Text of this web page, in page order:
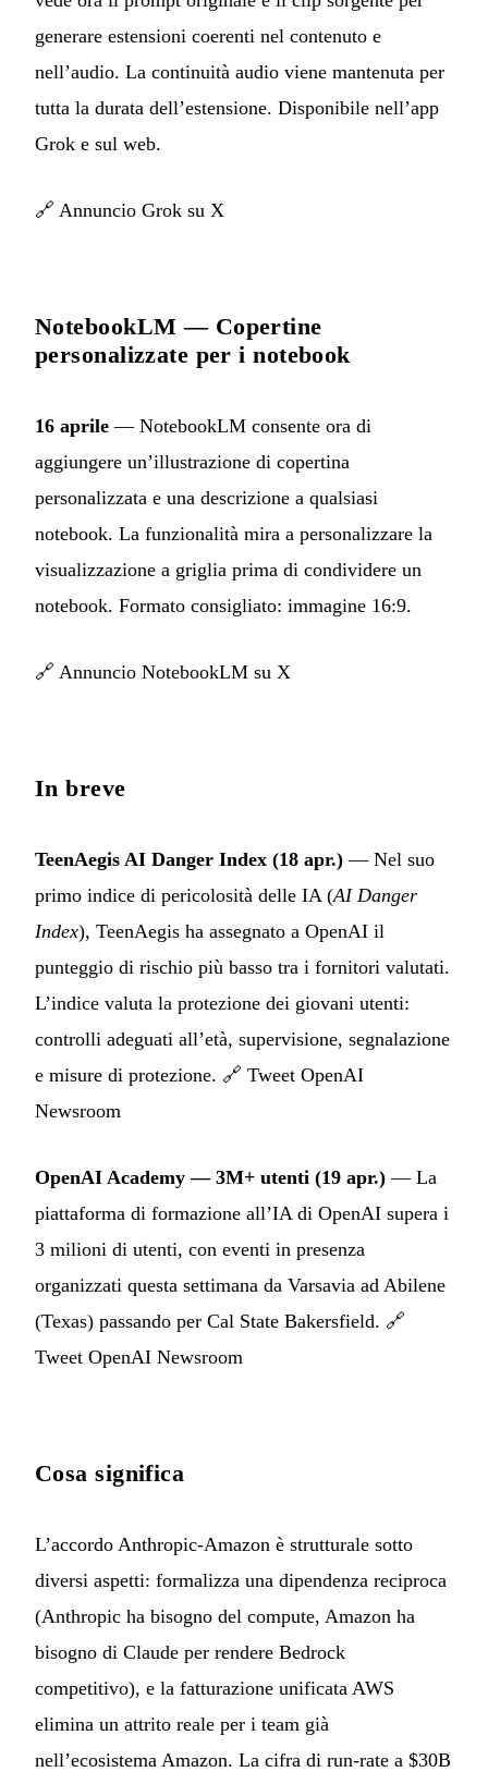
generare estensioni coerenti nel contenuto e
nell’audio. La continuità audio viene mantenuta per
tutta la durata dell’estensione. Disponibile nell’app
Grok e sul web.
🔗 Annuncio Grok su X
NotebookLM — Copertine
personalizzate per i notebook
16 aprile — NotebookLM consente ora di
aggiungere un’illustrazione di copertina
personalizzata e una descrizione a qualsiasi
notebook. La funzionalità mira a personalizzare la
visualizzazione a griglia prima di condividere un
notebook. Formato consigliato: immagine 16:9.
🔗 Annuncio NotebookLM su X
In breve
TeenAegis AI Danger Index (18 apr.) — Nel suo
primo indice di pericolosità delle IA (AI Danger
Index), TeenAegis ha assegnato a OpenAI il
punteggio di rischio più basso tra i fornitori valutati.
L’indice valuta la protezione dei giovani utenti:
controlli adeguati all’età, supervisione, segnalazione
e misure di protezione. 🔗 Tweet OpenAI
Newsroom
OpenAI Academy — 3M+ utenti (19 apr.) — La
piattaforma di formazione all’IA di OpenAI supera i
3 milioni di utenti, con eventi in presenza
organizzati questa settimana da Varsavia ad Abilene
(Texas) passando per Cal State Bakersfield. 🔗
Tweet OpenAI Newsroom
Cosa significa
L’accordo Anthropic-Amazon è strutturale sotto
diversi aspetti: formalizza una dipendenza reciproca
(Anthropic ha bisogno del compute, Amazon ha
bisogno di Claude per rendere Bedrock
competitivo), e la fatturazione unificata AWS
elimina un attrito reale per i team già
nell’ecosistema Amazon. La cifra di run-rate a $30B